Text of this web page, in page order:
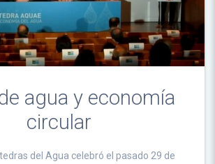
agua y economía
circular
del Agua celebró el pasado 29 de